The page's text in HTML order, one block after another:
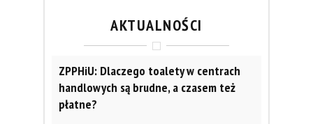
AKTUALNOŚCI
ZPPHiU: Dlaczego toalety w centrach
handlowych są brudne, a czasem też
płatne?